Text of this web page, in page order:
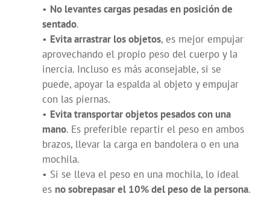
• No levantes cargas pesadas en posición de
sentado.
• Evita arrastrar los objetos, es mejor empujar
aprovechando el propio peso del cuerpo y la
inercia. Incluso es más aconsejable, si se
puede, apoyar la espalda al objeto y empujar
con las piernas.
• Evita transportar objetos pesados con una
mano. Es preferible repartir el peso en ambos
brazos, llevar la carga en bandolera o en una
mochila.
• Si se lleva el peso en una mochila, lo ideal
es no sobrepasar el 10% del peso de la persona.